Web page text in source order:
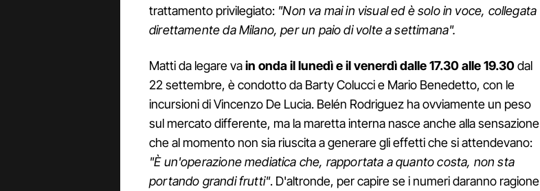
trattamento privilegiato: "Non va mai in visual ed è solo in voce, collegata
direttamente da Milano, per un paio di volte a settimana".
Matti da legare vain onda il lunedì e il venerdìdalle 17.30 alle 19.30dal
22 settembre, è condotto da Barty Colucci e Mario Benedetto, con le
incursioni di Vincenzo De Lucia. Belén Rodriguez ha ovviamente un peso
sul mercato differente, ma la maretta interna nasce anche alla sensazione
che al momento non sia riuscita a generare gli effetti che si attendevano:
"È un'operazione mediatica che, rapportata a quanto costa, non sta
portando grandi frutti". D'altronde, per capire se i numeri daranno ragione